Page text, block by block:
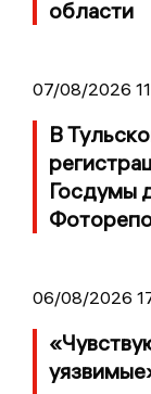
области
07/08/2026
В
Госдумы
06/08/2026